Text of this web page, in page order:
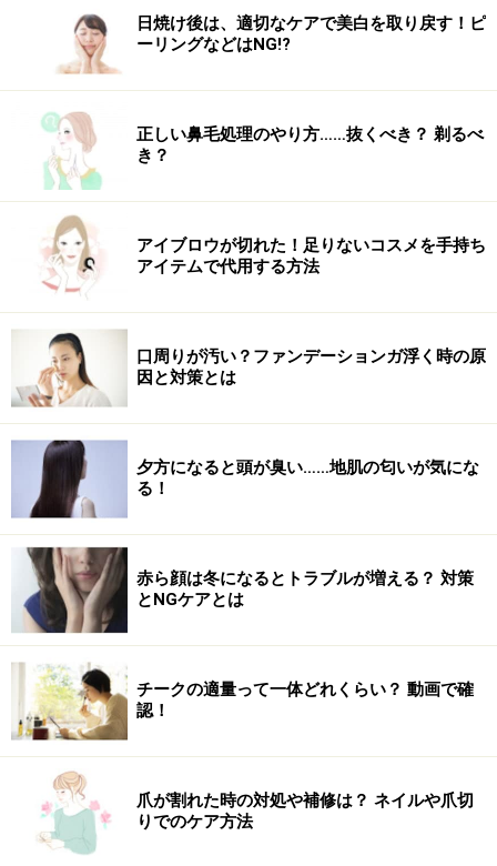
日焼け後は、適切なケアで美白を取り戻す！ピ
ーリングなどはNG!?
正しい鼻毛処理のやり方……抜くべき？ 剃るべ
き？
アイブロウが切れた！足りないコスメを手持ち
アイテムで代用する方法
口周りが汚い？ファンデーションガ浮く時の原
因と対策とは
夕方になると頭が臭い……地肌の匂いが気にな
る！
赤ら顔は冬になるとトラブルが増える？ 対策
とNGケアとは
チークの適量って一体どれくらい？ 動画で確
認！
爪が割れた時の対処や補修は？ ネイルや爪切
りでのケア方法